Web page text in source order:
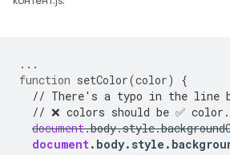
...
function setColor(color)
{
// There's a typo in the line
// ❌ colors should be ✅ color.
document.body.style.
document. body. style .